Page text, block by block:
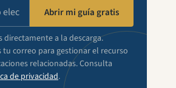
Abrir mi guía gratis
directamente a la descarga.
tu correo para gestionar el recurso
relacionadas. Consulta
de privacidad.